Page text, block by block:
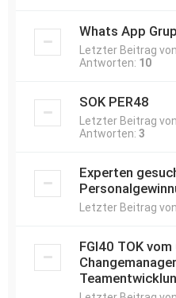
Whats App
Letzter Beitrag von
Antworten: 10
SOK PER48
Letzter Beitrag von
Antworten: 3
Experten
Letzter Beitrag von
FGI40 TOK